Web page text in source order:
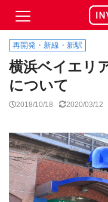
再開発・新線・新駅
横浜ベイエリ
について
2018/10/18 2020/03/12